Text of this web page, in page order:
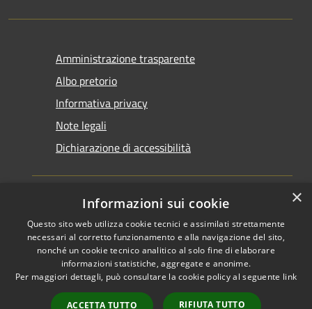
Amministrazione trasparente
Albo pretorio
Informativa privacy
Note legali
Dichiarazione di accessibilità
RSS
Accessibilità
Cookie
Mappa del sito
Copyright © 2026 • Comune di
Santarcangelo di Romagna •
Powered byMunicipium
Accesso redazione
×
Informazioni sui cookie
Questo sito web utilizza cookie tecnici e assimilati strettamente
necessari al corretto funzionamento e alla navigazione del sito,
nonché un cookie tecnico analitico al solo fine di elaborare
informazioni statistiche, aggregate e anonime.
Per maggiori dettagli, può consultare la cookie policy al seguente link
ACCETTA TUTTO RIFIUTA TUTTO